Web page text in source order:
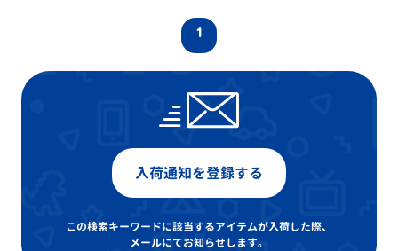
1
入荷通知を登録する
この検索キーワードに該当するアイテムが入荷した際、
メールにてお知らせします。